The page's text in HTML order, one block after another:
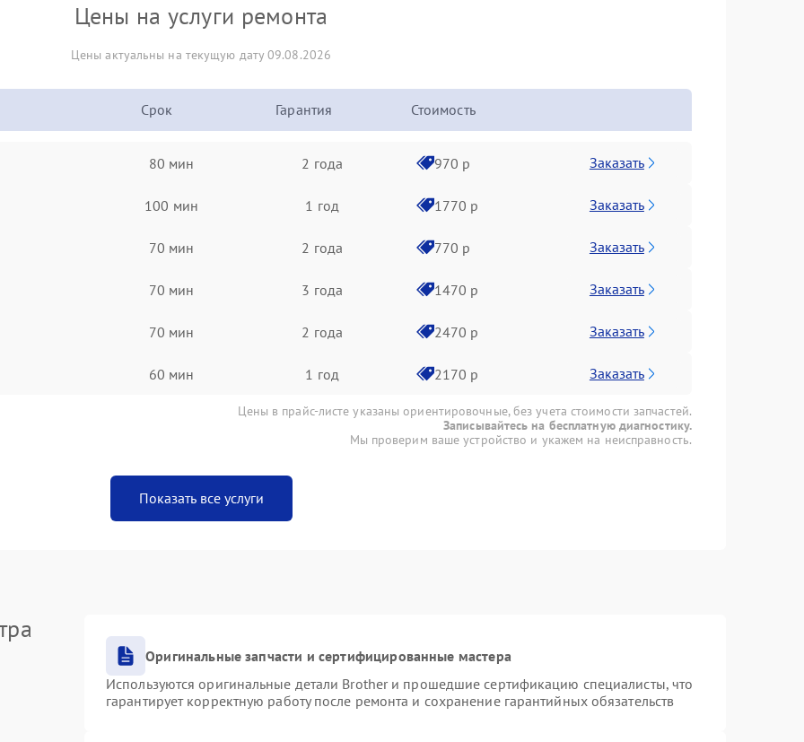
Цены на услуги ремонта
Цены актуальны на текущую дату 09.08.2026
Срок Гарантия Стоимость
80 мин 2 года 970 р Заказать
100 мин 1 год 1770 р Заказать
70 мин 2 года 770 р Заказать
70 мин 3 года 1470 р Заказать
70 мин 2 года 2470 р Заказать
60 мин 1 год 2170 р Заказать
Цены в прайс-листе указаны ориентировочные, без учета стоимости запчастей.
Записывайтесь на бесплатную диагностику.
Мы проверим ваше устройство и укажем на неисправность.
Показать все услуги
Оригинальные запчасти и сертифицированные мастера
Используются оригинальные детали Brother и прошедшие сертификацию специалисты, что
гарантирует корректную работу после ремонта и сохранение гарантийных обязательств